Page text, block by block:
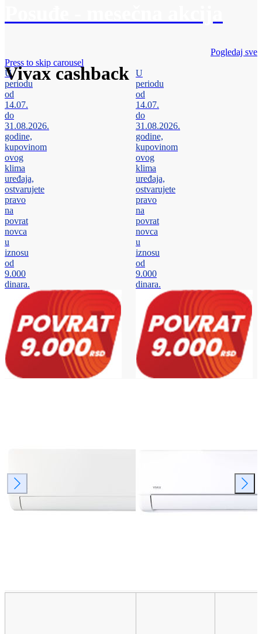
Vivax cashback
Pogledaj sve
Press to skip carousel
U
periodu
od
14.07.
do
31.08.2026.
godine,
kupovinom
ovog
klima
uređaja,
ostvarujete
pravo
na
povrat
novca
u
iznosu
od
9.000
dinara.
U
periodu
od
14.07.
do
31.08.2026.
godine,
kupovinom
ovog
klima
uređaja,
ostvarujete
pravo
na
povrat
novca
u
iznosu
od
9.000
dinara.